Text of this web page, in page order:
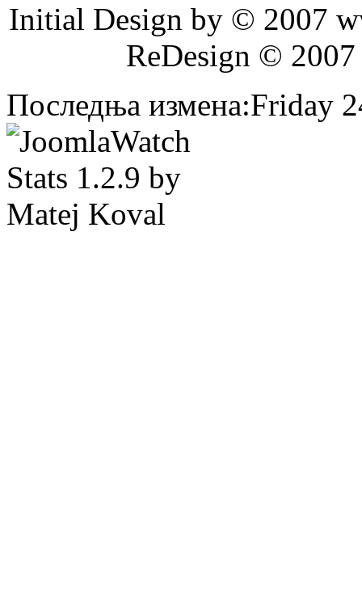
Initial Design by © 2007
ReDesign ©
Последња измена:Friday